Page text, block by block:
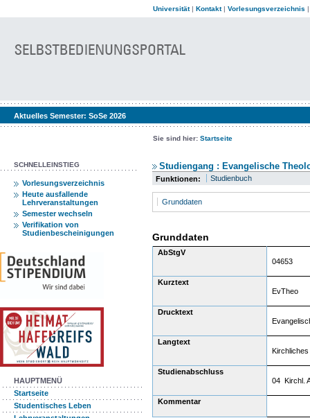
Universität| Kontakt| Vorlesungsverzeichnis
Aktuelles Semester: SoSe 2026
Sie sind hier: Startseite
SCHNELLEINSTIEG
Vorlesungsverzeichnis
Heute ausfallende
Lehrveranstaltungen
Semester wechseln
Verifikation von
Studienbescheinigungen
HAUPTMENÜ
Startseite
Studentisches Leben
Studiengang : Evangelische
Funktionen: Studienbuch
Grunddaten
Grunddaten
AbStgV
04653
Kurztext
EvTheo
Drucktext
Langtext
Studienabschluss
04 Kirchl.
Kommentar